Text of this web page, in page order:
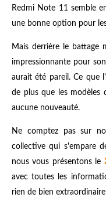
Redmi Note 11 semble
une bonne option pour
Mais derrière le battage
impressionnante pour
aurait été pareil. Ce que
de plus que les modèles
aucune nouveauté.
Ne comptez pas sur
collective qui s'empare
nous vous présentons le
avec toutes les
rien de bien